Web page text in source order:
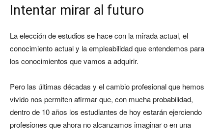
Intentar mirar al futuro
La elección de estudios se hace con la mirada actual, el
conocimiento actual y la empleabilidad que entendemos para
los conocimientos que vamos a adquirir.
Pero las últimas décadas y el cambio profesional que hemos
vivido nos permiten afirmar que, con mucha probabilidad,
dentro de 10 años los estudiantes de hoy estarán ejerciendo
profesiones que ahora no alcanzamos imaginar o en una